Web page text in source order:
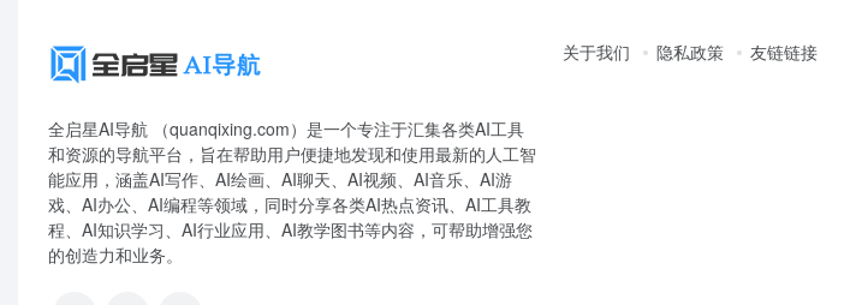
全启星AI导航 （quanqixing.com）是一个专注于汇集各类AI工具
和资源的导航平台，旨在帮助用户便捷地发现和使用最新的人工智
能应用，涵盖AI写作、AI绘画、AI聊天、AI视频、AI音乐、AI游
戏、AI办公、AI编程等领域，同时分享各类AI热点资讯、AI工具教
程、AI知识学习、AI行业应用、AI教学图书等内容，可帮助增强您
的创造力和业务。
关于我们 隐私政策 友链链接